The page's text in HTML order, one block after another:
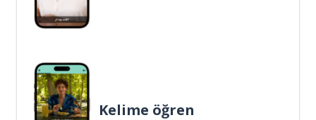
Kelime öğren